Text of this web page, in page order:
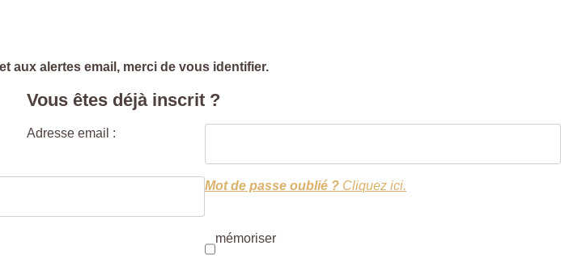
aux alertes email, merci de vous identifier.
Vous êtes déjà inscrit ?
Adresse email :
Mot de passe oublié ? Cliquez ici.
mémoriser